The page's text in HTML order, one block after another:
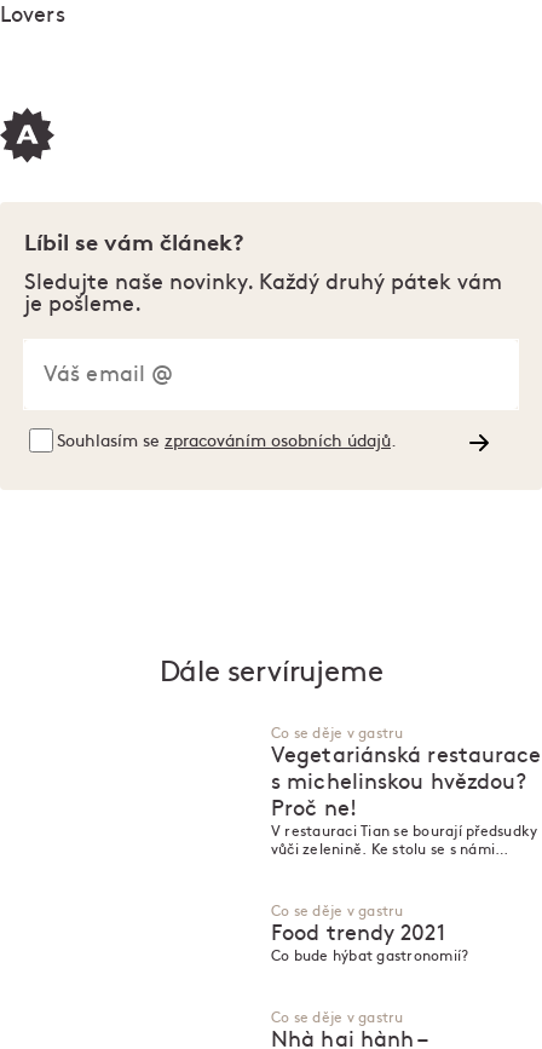
Lovers
Líbil se vám článek?
Sledujte naše novinky. Každý druhý pátek vám
je pošleme.
Souhlasím se zpracováním osobních údajů
Dále servírujeme
Co se děje v gastru
Vegetariánská restaurace
s michelinskou hvězdou?
Proč ne!
V restauraci Tian se bourají předsudky
vůči zelenině. Ke stolu se s námi
Co se děje v gastru
Food trendy 2021
Co bude hýbat gastronomií?
Co se děje v gastru
Nhà hai hành –